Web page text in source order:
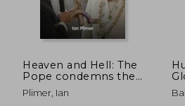
Heaven and Hell: The
Pope condemns the
poor to eternal
poverty (en Inglés)
Plimer, Ian